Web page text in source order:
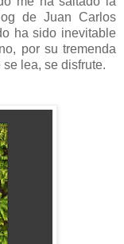
de Juan Carlos
ha sido inevitable
por su tremenda
lea, se disfrute.